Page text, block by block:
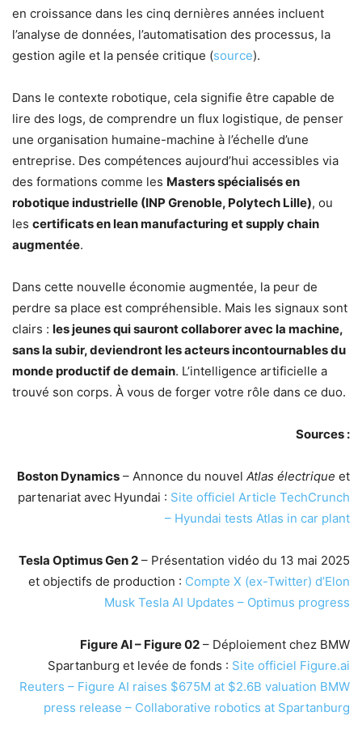
en croissance dans les cinq dernières années incluent
l’analyse de données, l’automatisation des processus, la
gestion agile et la pensée critique (source).
Dans le contexte robotique, cela signifie être capable de
lire des logs, de comprendre un flux logistique, de penser
une organisation humaine-machine à l’échelle d’une
entreprise. Des compétences aujourd’hui accessibles via
des formations comme les Masters spécialisés en
robotique industrielle (INP Grenoble, Polytech Lille), ou
les certificats en lean manufacturing et supply chain
augmentée.
Dans cette nouvelle économie augmentée, la peur de
perdre sa place est compréhensible. Mais les signaux sont
clairs : les jeunes qui sauront collaborer avec la machine,
sans la subir, deviendront les acteurs incontournables du
monde productif de demain. L’intelligence artificielle a
trouvé son corps. À vous de forger votre rôle dans ce duo.
Sources :
Boston Dynamics – Annonce du nouvel Atlas électrique et
partenariat avec Hyundai : Site officiel Article TechCrunch
– Hyundai tests Atlas in car plant
Tesla Optimus Gen 2 – Présentation vidéo du 13 mai 2025
et objectifs de production : Compte X (ex-Twitter) d’Elon
Musk Tesla AI Updates – Optimus progress
Figure AI – Figure 02 – Déploiement chez BMW
Spartanburg et levée de fonds : Site officiel Figure.ai
Reuters – Figure AI raises $675M at $2.6B valuation BMW
press release – Collaborative robotics at Spartanburg